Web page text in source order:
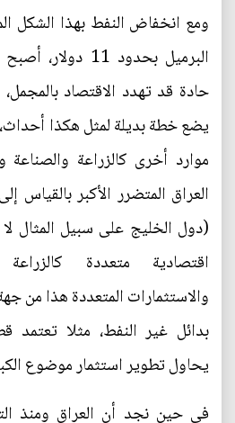
ومع انخفاض النفط بهذا
البرميل بحدود 11
حادة قد تهدد الاقتصاد
يضع خطة بديلة لمثل هكذا
موارد أخرى كالزراعة والصناعة
العراق المتضرر الأكبر بالقياس
(دول الخليج على سبيل المثال
اقتصادية متعددة
والاستثمارات المتعددة هذا من
بدائل غير النفط، مثلا تعتمد
يحاول تطوير استثمار موضوع